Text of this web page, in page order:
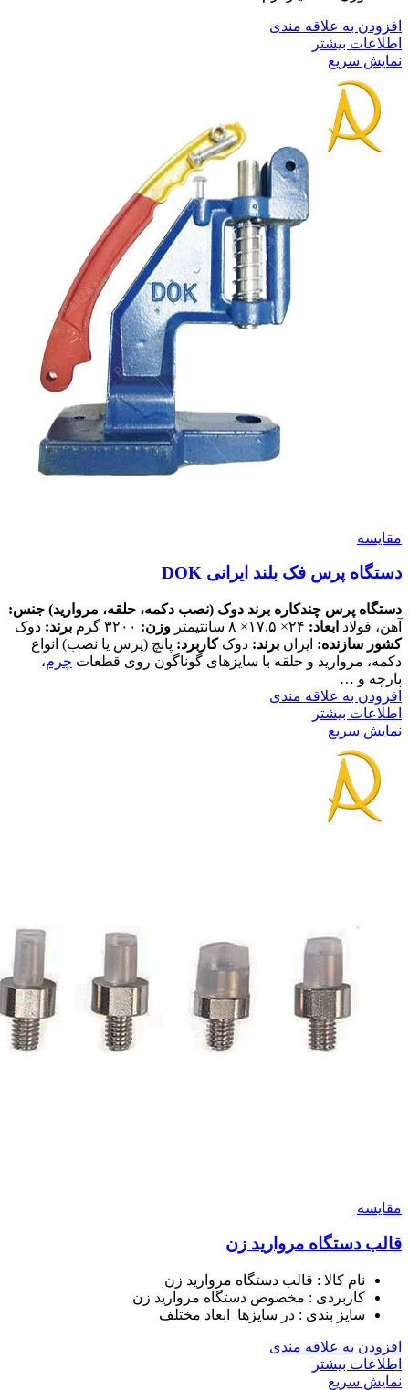
افزودن به علاقه مندی
اطلاعات بیشتر
نمایش سریع
مقايسه
دستگاه پرس فک بلند ایرانی DOK
دستگاه پرس چندکاره برند دوک (نصب دکمه، حلقه، مروارید) جنس:
آهن، فولاد ابعاد: وزن: برند: دوک
کشور سازنده: ایران برند: دوککاربرد: پانچ (پرس یا نصب) انواع
دکمه، مروارید و حلقه با سایزهای گوناگون روی قطعات چرم،
پارچه و …
افزودن به علاقه مندی
اطلاعات بیشتر
نمایش سریع
مقايسه
قالب دستگاه مروارید زن
نام کالا : قالب دستگاه مروارید زن
کاربردی : مخصوص دستگاه مروارید زن
سایز بندی : در سایزها ابعاد مختلف
افزودن به علاقه مندی
اطلاعات بیشتر
نمایش سریع